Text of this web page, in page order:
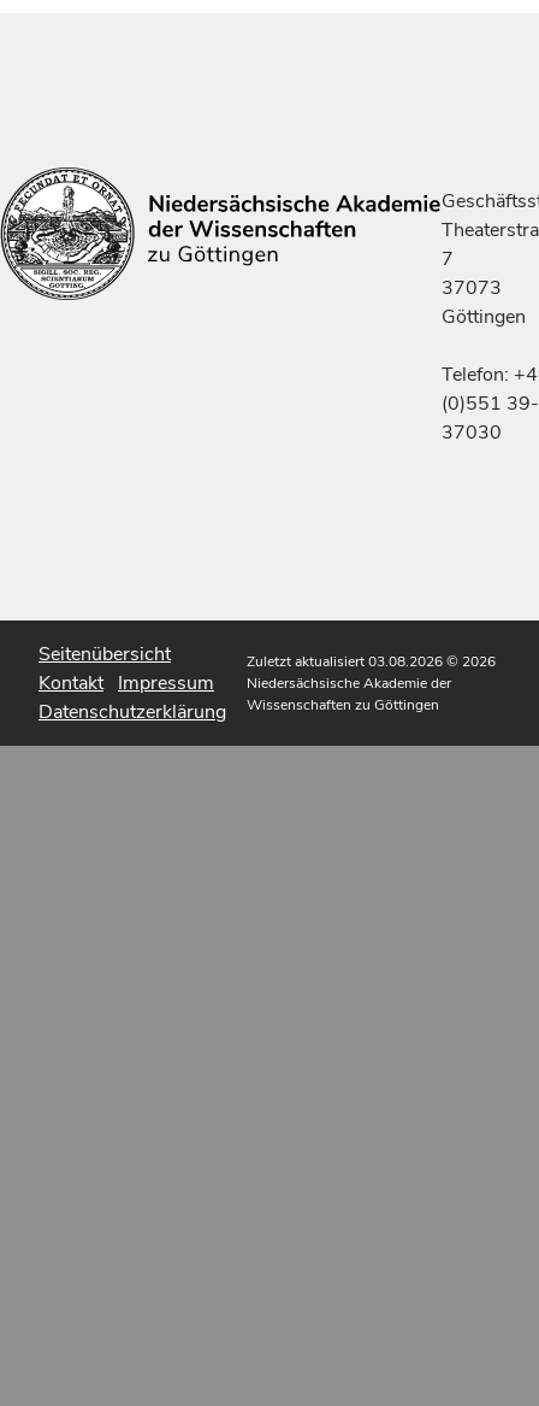
7
37073
Göttingen
Telefon:
(0)551 39-
37030
Seitenübersicht
Kontakt Impressum
Datenschutzerklärung
Zuletzt aktualisiert 03.08.2026© 2026
Niedersächsische Akademie der
Wissenschaften zu Göttingen